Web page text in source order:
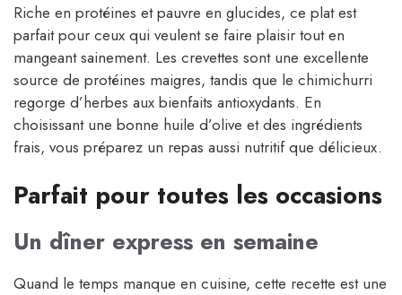
Riche en protéines et pauvre en glucides, ce plat est
parfait pour ceux qui veulent se faire plaisir tout en
mangeant sainement. Les crevettes sont une excellente
source de protéines maigres, tandis que le chimichurri
regorge d’herbes aux bienfaits antioxydants. En
choisissant une bonne huile d’olive et des ingrédients
frais, vous préparez un repas aussi nutritif que délicieux.
Parfait pour toutes les occasions
Un dîner express en semaine
Quand le temps manque en cuisine, cette recette est une